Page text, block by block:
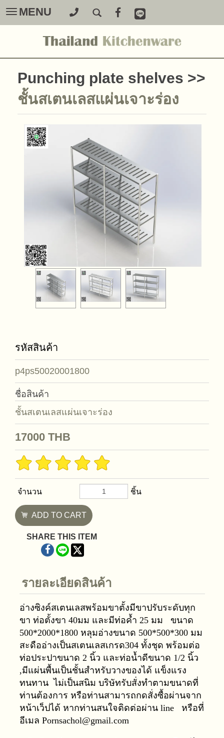
Toggle
navigation
MENU
Punching plate shelves >>
ชั้นสเตนเลสแผ่นเจาะร่อง
รหัสสินค้า
p4ps50020001800
ชื่อสินค้า
ชั้นสเตนเลสแผ่นเจาะร่อง
17000 THB
จำนวน ชิ้น
ADD TO CART
SHARE THIS ITEM
รายละเอียดสินค้า
อ่างซิงค์สเตนเลสพร้อมขาตั้งมีขาปรับระดับทุก
ขา ท่อตั้งขา 40มม และมีท่อค้ำ 25 มม ขนาด
500*2000*1800 หลุมอ่างขนาด 500*500*300 มม
สะดืออ่างเป็นสเตนเลสเกรด304 ทั้งชุด พร้อมต่อ
ท่อประปาขนาด 2 นิ้ว และท่อน้ำดีขนาด 1/2 นิ้ว
,มีแผ่นพื้นเป็นชั้นสำหรับวางของได้ แข็งแรง
ทนทาน ไม่เป็นสนิม บริษัทรับสั่งทำตามขนาดที่
ท่านต้องการ หรือท่านสามารถกดสั่งซื้อผ่านจาก
หน้าเว็ปได้ หากท่านสนใจติดต่อผ่าน line หรือที่
อีเมล Pornsachol@gmail.com